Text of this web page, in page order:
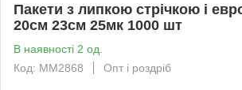
Пакети з липкою стрічкою і
20см 23см 25мк 1000 шт
В наявності 2 од.
Код: MM2868
Опт і роздріб